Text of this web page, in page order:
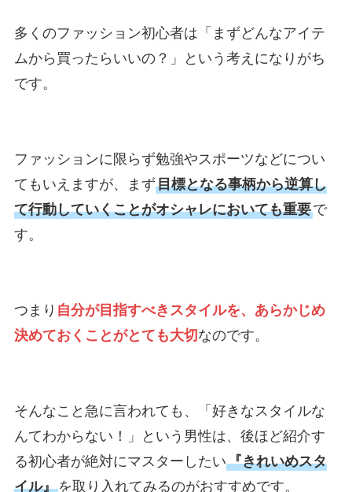
多くのファッション初心者は「まずどんなアイテ
ムから買ったらいいの？」という考えになりがち
です。
ファッションに限らず勉強やスポーツなどについ
てもいえますが、まず目標となる事柄から逆算し
て行動していくことがオシャレにおいても重要で
す。
つまり 自分が目指すべきスタイルを、あらかじめ
決めておくことがとても大切なのです。
そんなこと急に言われても、「好きなスタイルな
んてわからない！」という男性は、後ほど紹介す
る初心者が絶対にマスターしたい『きれいめスタ
イル』を取り入れてみるのがおすすめです。